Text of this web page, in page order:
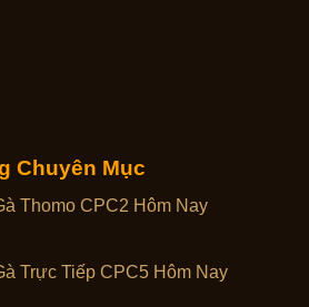
Chuyên Mục
Thomo CPC2 Hôm Nay
Trực Tiếp CPC5 Hôm Nay